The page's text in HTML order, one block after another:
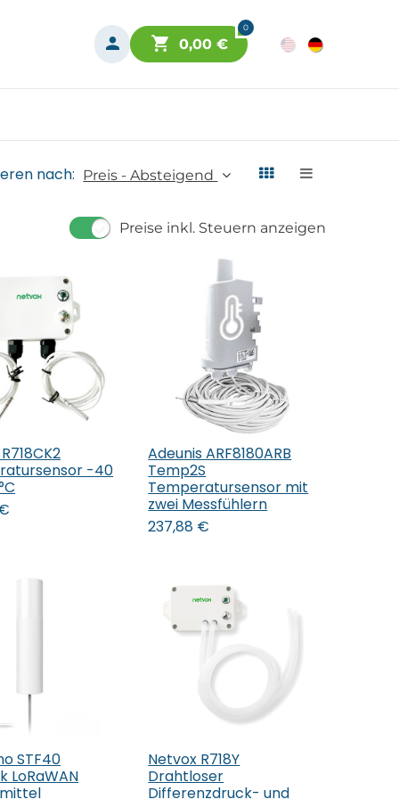
0
0,00€
nach: Preis - Absteigend
Preise inkl. Steuern anzeigen
Warenkorb
-40
In den Warenkorb
Adeunis ARF8180ARB
Temp2S
Temperatursensor mit
zwei Messfühlern
237,88 €
Warenkorb
STF40
LoRaWAN
In den Warenkorb
Netvox R718Y
Drahtloser
Differenzdruck- und